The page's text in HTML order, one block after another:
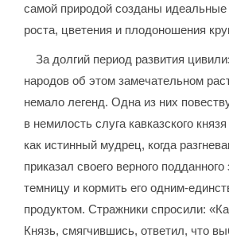
самой природой созданы идеальные
роста, цветения и плодоношения
За долгий период развития
народов об этом замечательном
немало легенд. Одна из них
в немилость слуга кавказского
как истинный мудрец, когда
приказал своего верного подданного
темницу и кормить его одним-
продуктом. Стражники спросили:
Князь, смягчившись, ответил, что